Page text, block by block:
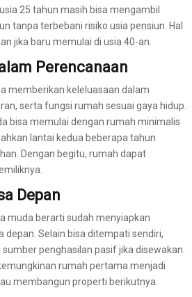
25 tahun masih bisa mengambil
tanpa terbebani risiko usia pensiun. Hal
jika baru memulai di usia 40-an.
Perencanaan
memberikan keleluasaan dalam
serta fungsi rumah sesuai gaya hidup.
bisa memulai dengan rumah minimalis
lantai kedua beberapa tahun
Dengan begitu, rumah dapat
Depan
muda berarti sudah menyiapkan
depan. Selain bisa ditempati sendiri,
penghasilan pasif jika disewakan.
rumah pertama menjadi
membangun properti berikutnya.